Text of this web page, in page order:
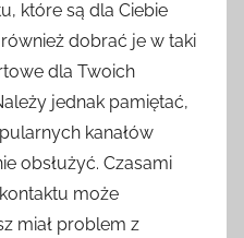
które są dla Ciebie
dobrać je w taki
dla Twoich
jednak pamiętać,
kanałów
obsłużyć. Czasami
może
miał problem z